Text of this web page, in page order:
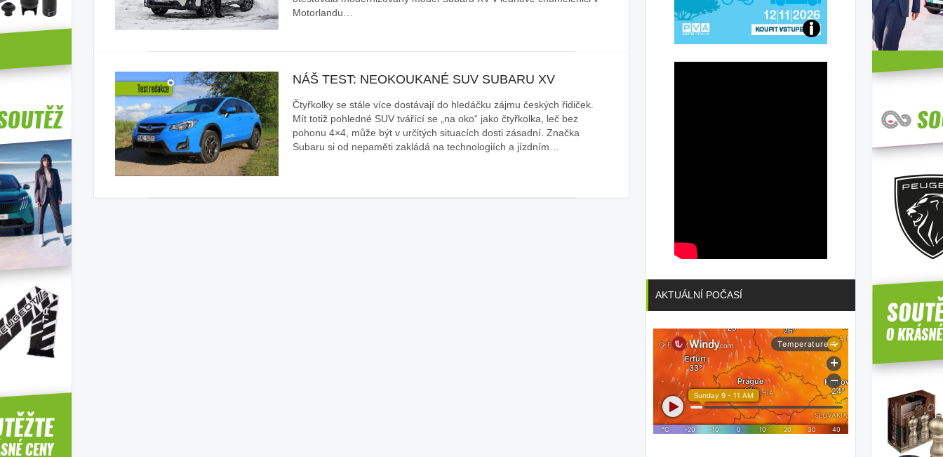
Motorlandu…
NÁŠ TEST: NEOKOUKANÉ SUV SUBARU XV
Čtyřkolky se stále více dostávají do hledáčku zájmu českých řidiček.
Mít totiž pohledné SUV tvářící se „na oko“ jako čtyřkolka, leč bez
pohonu 4×4, může být v určitých situacích dosti zásadní. Značka
Subaru si od nepaměti zakládá na technologiích a jízdním…
Přijďte
AKTUÁLNÍ POČASÍ